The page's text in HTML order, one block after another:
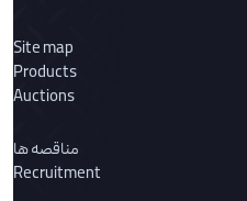
Site map
Products
Auctions
مناقصه ها
Recruitment